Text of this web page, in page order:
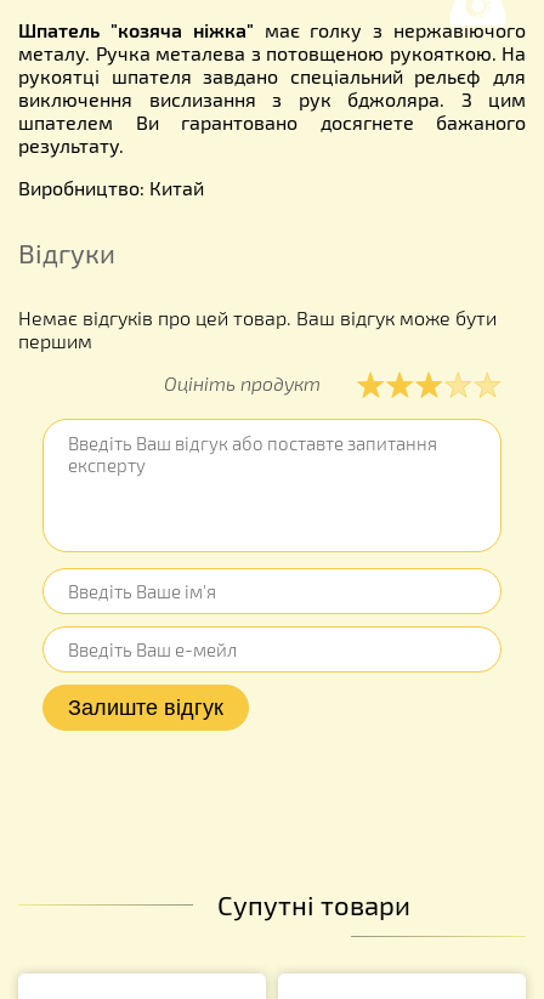
Шпатель "козяча ніжка" має голку з нержавіючого
металу. Ручка металева з потовщеною рукояткою. На
рукоятці шпателя завдано спеціальний рельєф для
виключення вислизання з рук бджоляра. З цим
шпателем Ви гарантовано досягнете бажаного
результату.
Виробництво: Китай
Відгуки
Немає відгуків про цей товар. Ваш відгук може бути
першим
Оцініть продукт
Супутні товари